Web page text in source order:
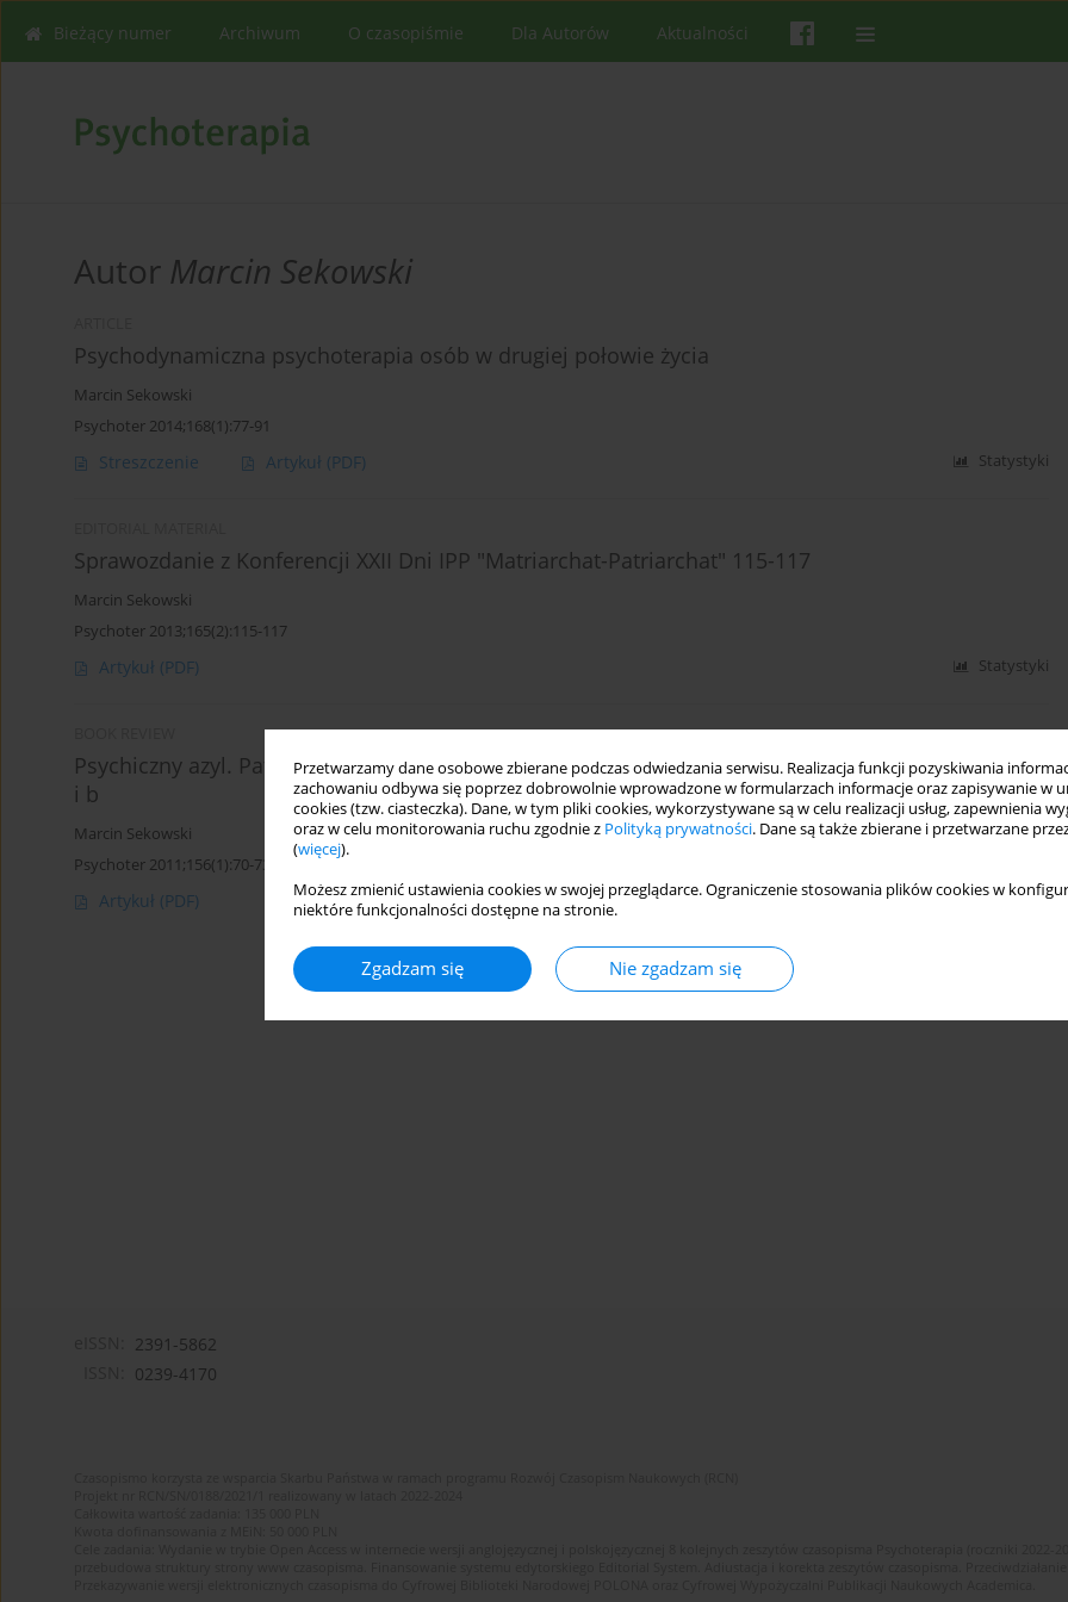
Przetwarzamy dane osobowe zbierane podczas odwiedzania serwisu. Realizacja funkcji pozyskiwania
zachowaniu odbywa się poprzez dobrowolnie wprowadzone w formularzach informacje oraz zapisywanie w
cookies (tzw. ciasteczka). Dane, w tym pliki cookies, wykorzystywane są w celu realizacji usług, zapewnienia
oraz w celu monitorowania ruchu zgodnie z Polityką prywatności. Dane są także zbierane i przetwarzane
(więcej).
Możesz zmienić ustawienia cookies w swojej przeglądarce. Ograniczenie stosowania plików cookies w
niektóre funkcjonalności dostępne na stronie.
Zgadzam się Nie zgadzam się
Bieżący numer Archiwum O czasopiśmie Dla Autorów Aktualności
Autor Marcin Sekowski
Psychodynamiczna psychoterapia osób w drugiej połowie życia
Marcin Sekowski
Psychoter 2014;168(1):77-91
Streszczenie Artykuł (PDF) Statystyki
Sprawozdanie z Konferencji XXII Dni IPP "Matriarchat-Patriarchat" 115-117
Marcin Sekowski
Psychoter 2013;165(2):115-117
Artykuł (PDF) Statystyki
Psychiczny azyl. Patologiczna organizacja osobowości u pacjentów psychotycznych, nerwicowych
i b
Marcin Sekowski
Psychoter 2011;156(1):70-73
Artykuł (PDF) Statystyki
2391-5862
0239-4170